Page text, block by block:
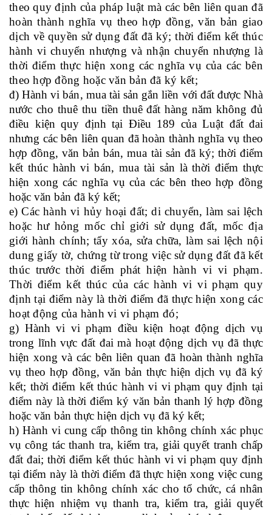
theo quy định của pháp luật mà các bên liên quan đã
hoàn thành nghĩa vụ theo hợp đồng, văn bản giao
dịch về quyền sử dụng đất đã ký; thời điểm kết thúc
hành vi chuyển nhượng và nhận chuyển nhượng là
thời điểm thực hiện xong các nghĩa vụ của các bên
theo hợp đồng hoặc văn bản đã ký kết;
đ) Hành vi bán, mua tài sản gắn liền với đất được Nhà
nước cho thuê thu tiền thuê đất hàng năm không đủ
điều kiện quy định tại Điều 189 của Luật đất đai
nhưng các bên liên quan đã hoàn thành nghĩa vụ theo
hợp đồng, văn bản bán, mua tài sản đã ký; thời điểm
kết thúc hành vi bán, mua tài sản là thời điểm thực
hiện xong các nghĩa vụ của các bên theo hợp đồng
hoặc văn bản đã ký kết;
e) Các hành vi hủy hoại đất; di chuyển, làm sai lệch
hoặc hư hỏng mốc chỉ giới sử dụng đất, mốc địa
giới hành chính; tẩy xóa, sửa chữa, làm sai lệch nội
dung giấy tờ, chứng từ trong việc sử dụng đất đã kết
thúc trước thời điểm phát hiện hành vi vi phạm.
Thời điểm kết thúc của các hành vi vi phạm quy
định tại điểm này là thời điểm đã thực hiện xong các
hoạt động của hành vi vi phạm đó;
g) Hành vi vi phạm điều kiện hoạt động dịch vụ
trong lĩnh vực đất đai mà hoạt động dịch vụ đã thực
hiện xong và các bên liên quan đã hoàn thành nghĩa
vụ theo hợp đồng, văn bản thực hiện dịch vụ đã ký
kết; thời điểm kết thúc hành vi vi phạm quy định tại
điểm này là thời điểm ký văn bản thanh lý hợp đồng
hoặc văn bản thực hiện dịch vụ đã ký kết;
h) Hành vi cung cấp thông tin không chính xác phục
vụ công tác thanh tra, kiểm tra, giải quyết tranh chấp
đất đai; thời điểm kết thúc hành vi vi phạm quy định
tại điểm này là thời điểm đã thực hiện xong việc cung
cấp thông tin không chính xác cho tổ chức, cá nhân
thực hiện nhiệm vụ thanh tra, kiểm tra, giải quyết